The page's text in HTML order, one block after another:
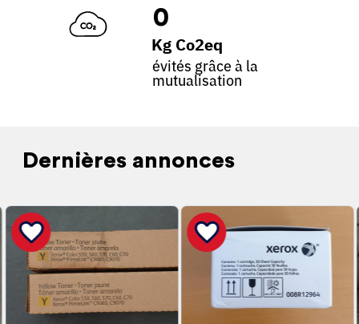
0
Kg Co2eq
évités grâce à la
mutualisation
Dernières annonces